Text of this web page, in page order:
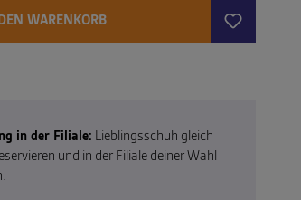
WARENKORB
in der Filiale: Lieblingsschuh gleich
und in der Filiale deiner Wahl